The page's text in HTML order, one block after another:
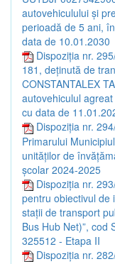
autovehiculului și
perioadă de 5 ani,
data de 10.01.2030
Dispoziția nr.
181, deținută de
CONSTANTALEX
autovehiculul
cu data de
Dispoziția nr.
Primarului
unităților de
școlar 2024-2025
Dispoziția nr.
pentru obiectivul de
stații de transport
Bus Hub Net)”, cod
325512 - Etapa II
Dispoziția nr.